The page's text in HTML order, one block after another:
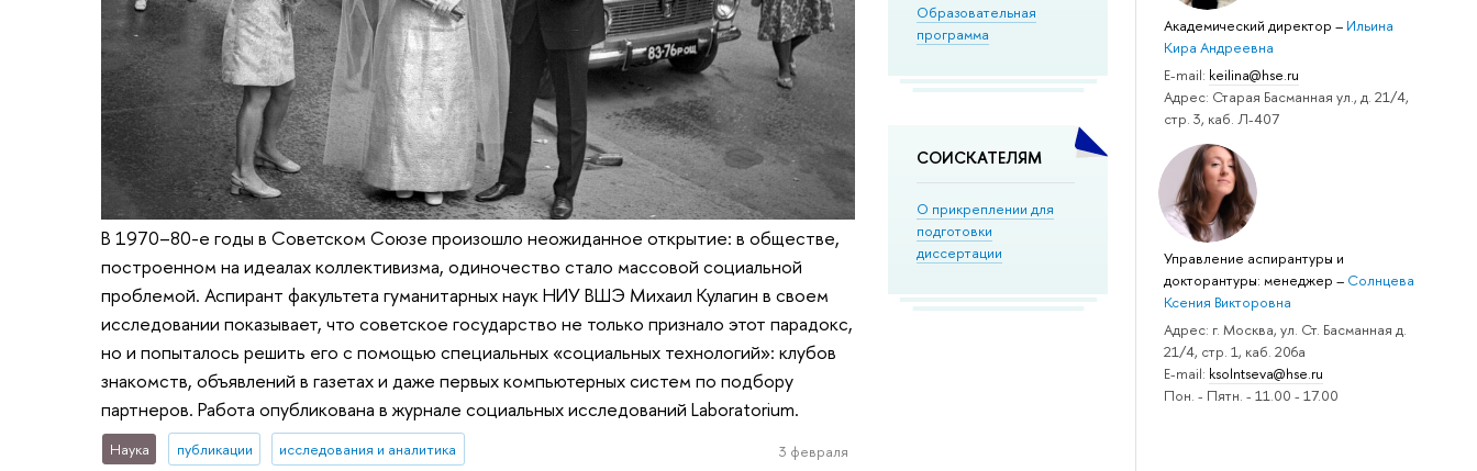
Образовательная
программа
СОИСКАТЕЛЯМ
О прикреплении для
подготовки
диссертации
Академический директор– Ильина
Кира Андреевна
Е-mail: keilina@hse.ru
Адрес: Старая Басманная ул., д. 21/4,
стр. 3, каб. Л-407
Управление аспирантуры и
докторантуры: менеджер– Солнцева
Ксения Викторовна
Адрес: г. Москва, ул. Ст. Басманная д.
21/4, стр. 1, каб. 206а
E-mail: ksolntseva@hse.ru
Пон. - Пятн. - 11.00 - 17.00
В 1970–80-е годы в Советском Союзе произошло неожиданное открытие: в обществе,
построенном на идеалах коллективизма, одиночество стало массовой социальной
проблемой. Аспирант факультета гуманитарных наук НИУ ВШЭ Михаил Кулагин в своем
исследовании показывает, что советское государство не только признало этот парадокс,
но и попыталось решить его с помощью специальных «социальных технологий»: клубов
знакомств, объявлений в газетах и даже первых компьютерных систем по подбору
партнеров. Работа опубликована в журнале социальных исследований Laboratorium.
Наука публикации исследования и аналитика 3 февраля